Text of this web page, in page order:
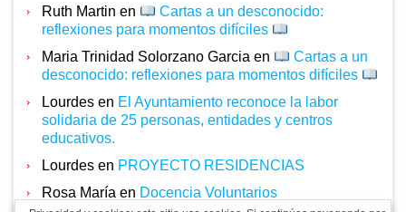
Ruth Martin en
Cartas a un desconocido:
reflexiones para momentos difíciles
Maria Trinidad Solorzano Garcia en
Cartas a un
desconocido: reflexiones para momentos difíciles
Lourdes en El Ayuntamiento reconoce la labor
solidaria de 25 personas, entidades y centros
educativos.
Lourdes en PROYECTO RESIDENCIAS
Rosa María en Docencia Voluntarios